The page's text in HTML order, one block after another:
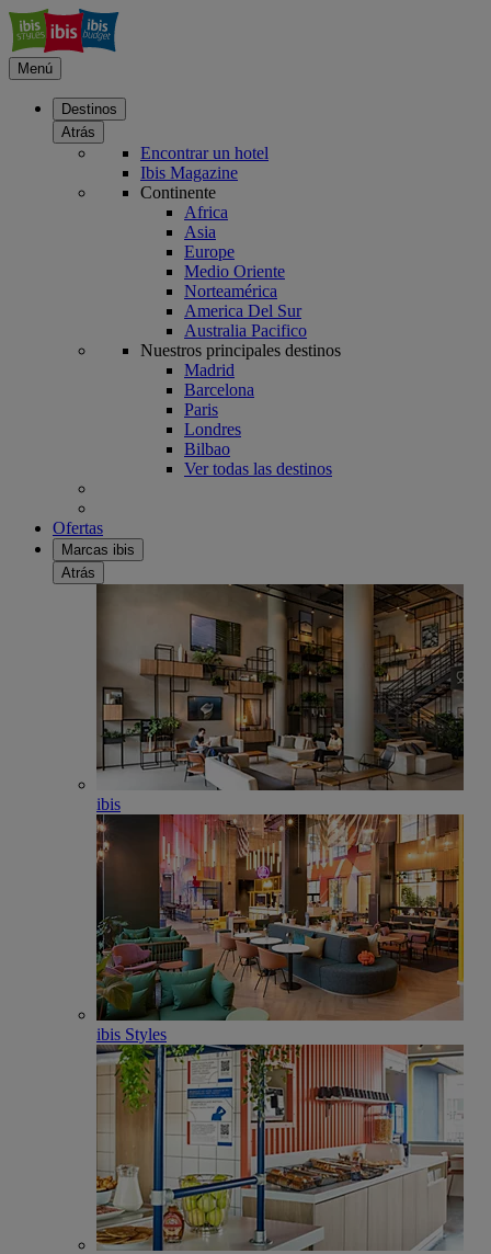
Menú
Destinos
Atrás
Encontrar un hotel
Ibis Magazine
Continente
Africa
Asia
Europe
Medio Oriente
Norteamérica
America Del Sur
Australia Pacifico
Nuestros principales destinos
Madrid
Barcelona
Paris
Londres
Bilbao
Ver todas las destinos
Ofertas
Marcas ibis
Atrás
ibis
ibis Styles